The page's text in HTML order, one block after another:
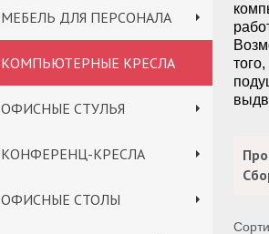
МЕБЕЛЬ ДЛЯ ПЕРСОНАЛА
КОМПЬЮТЕРНЫЕ КРЕСЛА
ОФИСНЫЕ СТУЛЬЯ
КОНФЕРЕНЦ-КРЕСЛА
ОФИСНЫЕ СТОЛЫ